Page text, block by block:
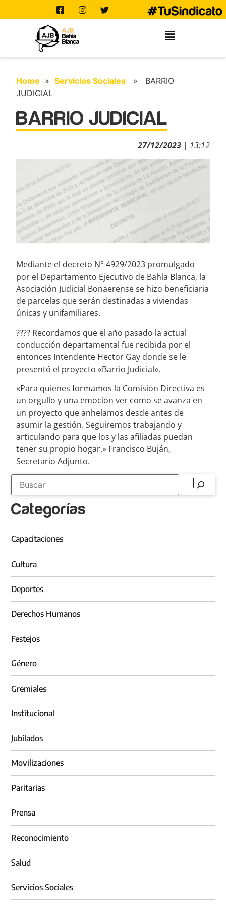
Home »Servicios Sociales » BARRIO
JUDICIAL
BARRIO JUDICIAL
27/12/2023| 13:12
Mediante el decreto N° 4929/2023 promulgado
por el Departamento Ejecutivo de Bahía Blanca, la
Asociación Judicial Bonaerense se hizo beneficiaria
de parcelas que serán destinadas a viviendas
únicas y unifamiliares.
???? Recordamos que el año pasado la actual
conducción departamental fue recibida por el
entonces Intendente Hector Gay donde se le
presentó el proyecto «Barrio Judicial».
«Para quienes formamos la Comisión Directiva es
un orgullo y una emoción ver como se avanza en
un proyecto que anhelamos desde antes de
asumir la gestión. Seguiremos trabajando y
articulando para que los y las afiliadas puedan
tener su propio hogar.» Francisco Buján,
Secretario Adjunto.
Categorías
Capacitaciones
Cultura
Deportes
Derechos Humanos
Festejos
Género
Gremiales
Institucional
Jubilados
Movilizaciones
Paritarias
Prensa
Reconocimiento
Salud
Servicios Sociales